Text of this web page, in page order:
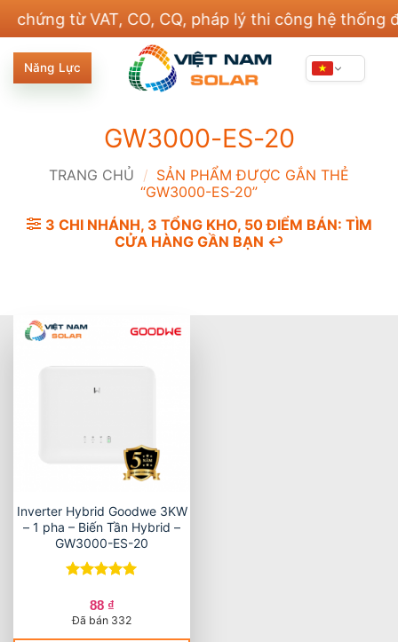
nội
dung
từ VAT, CO, CQ, pháp lý thi công hệ thống điện
Năng Lực
GW3000-ES-20
TRANG CHỦ / SẢN PHẨM ĐƯỢC GẮN THẺ
“GW3000-ES-20”
3 CHI NHÁNH, 3 TỔNG KHO, 50 ĐIỂM BÁN: TÌM
CỬA HÀNG GẦN BẠN ↩️
Inverter Hybrid Goodwe 3KW
– 1 pha – Biến Tần Hybrid –
GW3000-ES-20
hạng5 5
sao
88 ₫
Đã bán 332